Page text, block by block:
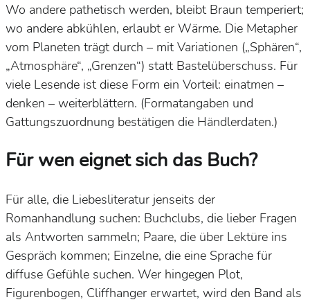
Wo andere pathetisch werden, bleibt Braun temperiert;
wo andere abkühlen, erlaubt er Wärme. Die Metapher
vom Planeten trägt durch – mit Variationen („Sphären“,
„Atmosphäre“, „Grenzen“) statt Bastelüberschuss. Für
viele Lesende ist diese Form ein Vorteil: einatmen –
denken – weiterblättern. (Formatangaben und
Gattungszuordnung bestätigen die Händlerdaten.)
Für wen eignet sich das Buch?
Für alle, die Liebesliteratur jenseits der
Romanhandlung suchen: Buchclubs, die lieber Fragen
als Antworten sammeln; Paare, die über Lektüre ins
Gespräch kommen; Einzelne, die eine Sprache für
diffuse Gefühle suchen. Wer hingegen Plot,
Figurenbogen, Cliffhanger erwartet, wird den Band als